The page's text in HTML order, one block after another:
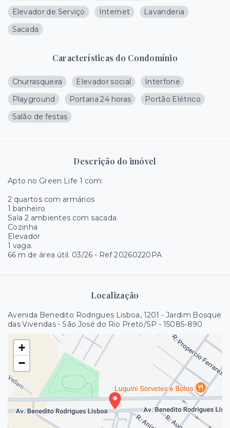
Elevador de Serviço
Internet
Lavanderia
Sacada
Características do Condomínio
Churrasqueira Elevador social
Interfone
Playground
Portaria 24 horas
Portão Elétrico
Salão de festas
Descrição do imóvel
Apto no Green Life 1 com:
2 quartos com armários
1 banheiro
Sala 2 ambientes com sacada
Cozinha
Elevador
1 vaga.
66 m de área útil. 03/26 - Ref 20260220PA
Localização
Avenida Benedito Rodrigues Lisboa, 1201 - Jardim Bosque
das Vivendas - São José do Rio Preto/SP - 15085-890
+
−